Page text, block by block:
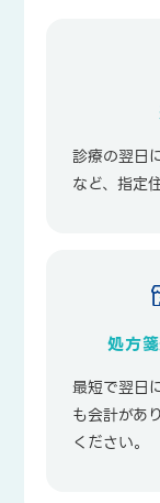
診療の翌日
など、指定
処方
最短で翌日
も会計があ
ください。